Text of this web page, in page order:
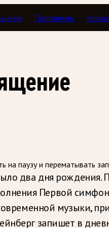
Программы
эфире Музыкальные
на паузу и перематывать
два дня рождения.
Первой
музыки,
запишет в